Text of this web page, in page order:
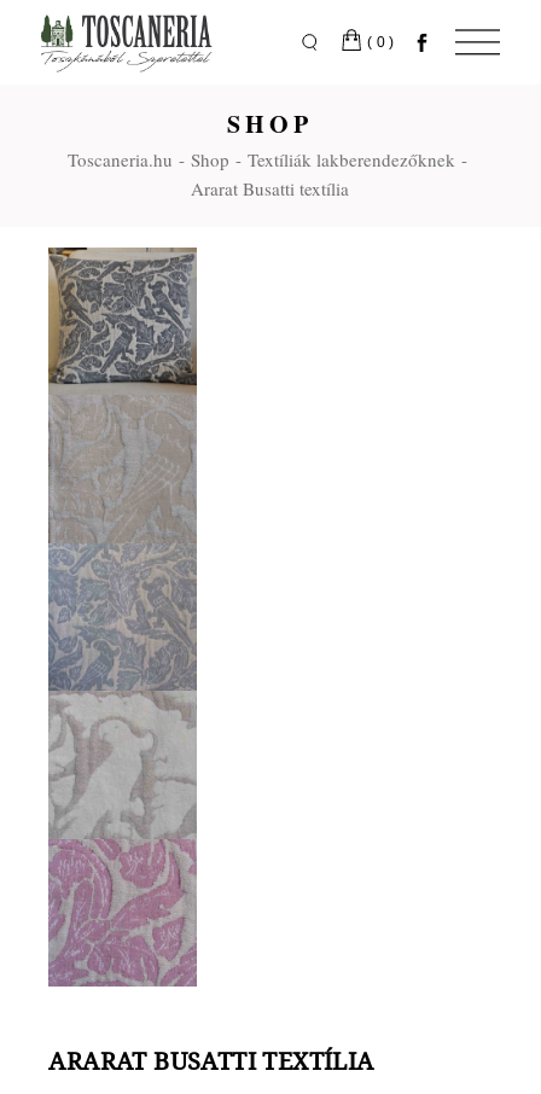
content
(0)
SHOP
Toscaneria.hu Shop
Textíliák lakberendezőknek
Ararat Busatti textília
ARARAT BUSATTI TEXTÍLIA